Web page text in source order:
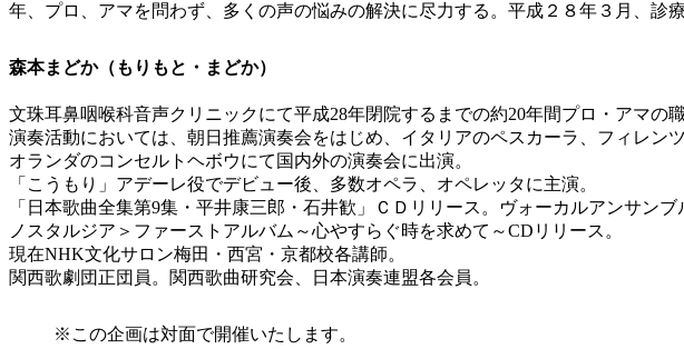
年、プロ、アマを問わず、多くの声の悩みの解決に尽力する。平成２８年３月、診療
森本まどか（もりもと・まどか）
文珠耳鼻咽喉科音声クリニックにて平成28年閉院するまでの約20年間プロ・アマの
演奏活動においては、朝日推薦演奏会をはじめ、イタリアのペスカーラ、フィレンツ
オランダのコンセルトヘボウにて国内外の演奏会に出演。
「こうもり」アデーレ役でデビュー後、多数オペラ、オペレッタに主演。
「日本歌曲全集第9集・平井康三郎・石井歓」ＣＤリリース。ヴォーカルアンサンブ
ノスタルジア＞ファーストアルバム～心やすらぐ時を求めて～CDリリース。
現在NHK文化サロン梅田・西宮・京都校各講師。
関西歌劇団正団員。関西歌曲研究会、日本演奏連盟各会員。
※この企画は対面で開催いたします。